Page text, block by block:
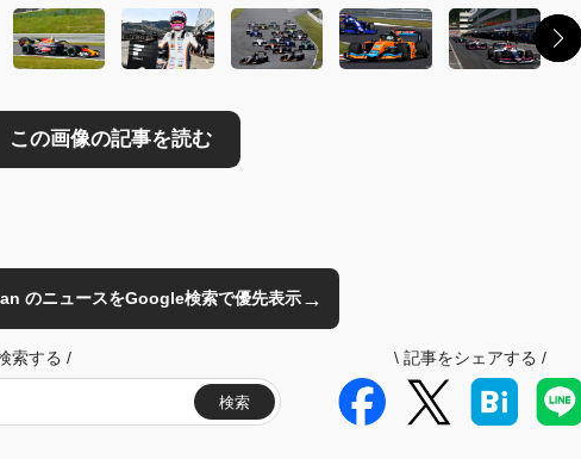
のニュースをGoogle検索で優先表示→
索する /
検索
\ 記事をシェアする /